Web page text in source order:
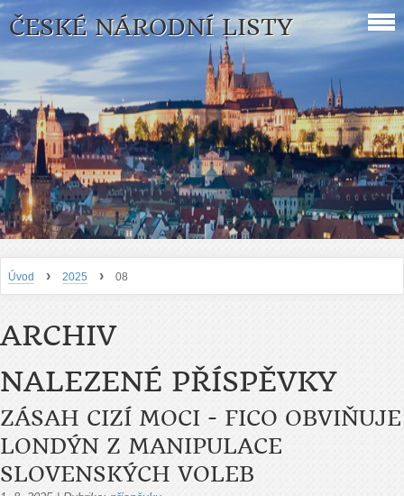
ČESKÉ NÁRODNÍ LISTY
Úvod › 2025 › 08
ARCHIV
NALEZENÉ PŘÍSPĚVKY
ZÁSAH CIZÍ MOCI - FICO OBVIŇUJE
LONDÝN Z MANIPULACE
SLOVENSKÝCH VOLEB